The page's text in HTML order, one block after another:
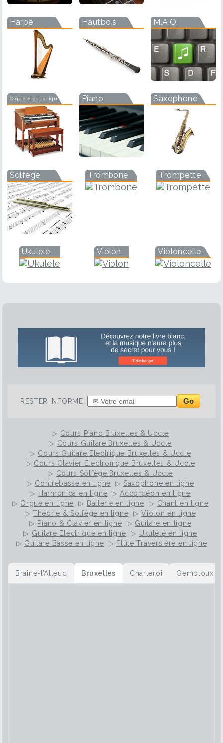
Harpe Hautbois M.A.O.
Orgue Electronique Piano Saxophone
Solfège Trombone Trompette
Ukulele Violon Violoncelle
RESTER INFORME : Go
▷ Cours Piano Bruxelles & Uccle
▷ Cours Guitare Bruxelles & Uccle
▷ Cours Guitare Electrique Bruxelles & Uccle
▷ Cours Clavier Electronique Bruxelles & Uccle
▷ Cours Solfège Bruxelles & Uccle
▷ Contrebasse en ligne ▷ Saxophone en ligne
▷ Harmonica en ligne ▷Accordéon en ligne
▷ Orgue en ligne ▷ Batterie en ligne ▷ Chant en ligne
▷Théorie & Solfège en ligne ▷Violon en ligne
▷ Piano & Clavier en ligne ▷ Guitare en ligne
▷ Guitare Electrique en ligne ▷ Ukulélé en ligne
▷ Guitare Basse en ligne ▷ Flûte Traversière en ligne
Braine-l’Alleud Bruxelles Charleroi Gembloux